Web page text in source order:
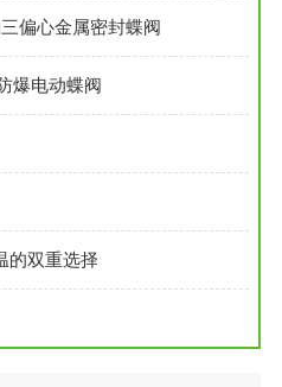
偏心金属密封蝶阀
爆电动蝶阀
的双重选择